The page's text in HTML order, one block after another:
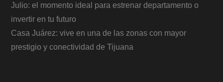
Julio: el momento ideal para estrenar departamento o
invertir en tu futuro
Casa Juárez: vive en una de las zonas con mayor
prestigio y conectividad de Tijuana